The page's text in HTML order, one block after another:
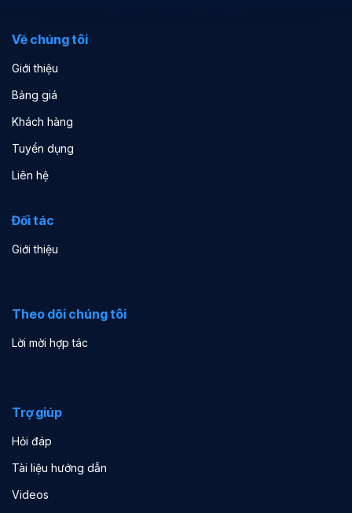
Về chúng tôi
Giới thiệu
Bảng giá
Khách hàng
Tuyển dụng
Liên hệ
Đối tác
Giới thiệu
Theo dõi chúng tôi
Lời mời hợp tác
Trợ giúp
Hỏi đáp
Tài liệu hướng dẫn
Videos